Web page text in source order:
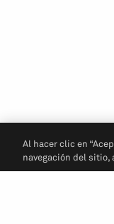
Al hacer clic en
navegación del sitio,